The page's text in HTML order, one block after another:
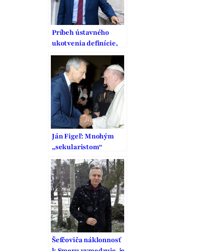
Príbeh ústavného
ukotvenia definície,
ochrany a podpory
manželstva na
Slovensku
Ján Figeľ: Mnohým
„sekularistom“
prekáža, žeby sa
inštitúcie EÚ mali
systematicky
zaoberať
náboženstvom
Šefčoviča náklonnosť